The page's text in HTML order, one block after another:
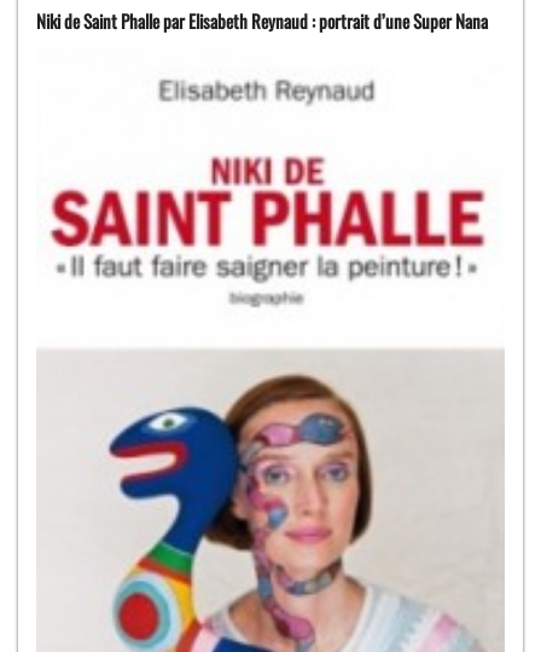
Niki de Saint Phalle par Elisabeth Reynaud : portrait d’une Super Nana